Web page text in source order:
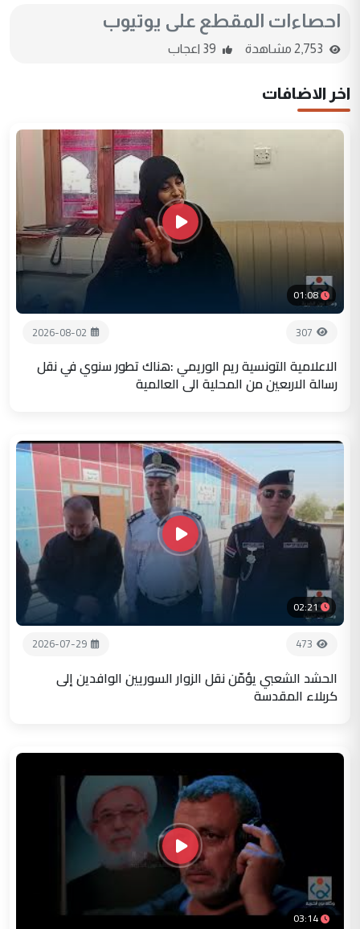
احصاءات المقطع على يوتيوب
اخر الاضافات
01:08
307
2026-08-02
الاعلامية التونسية ريم الوريمي :هناك تطور سنوي في نقل
رسالة الاربعين من المحلية الى العالمية
02:21
473
2026-07-29
الحشد الشعبي يؤمّن نقل الزوار السوريين الوافدين إلى
كربلاء المقدسة
03:14